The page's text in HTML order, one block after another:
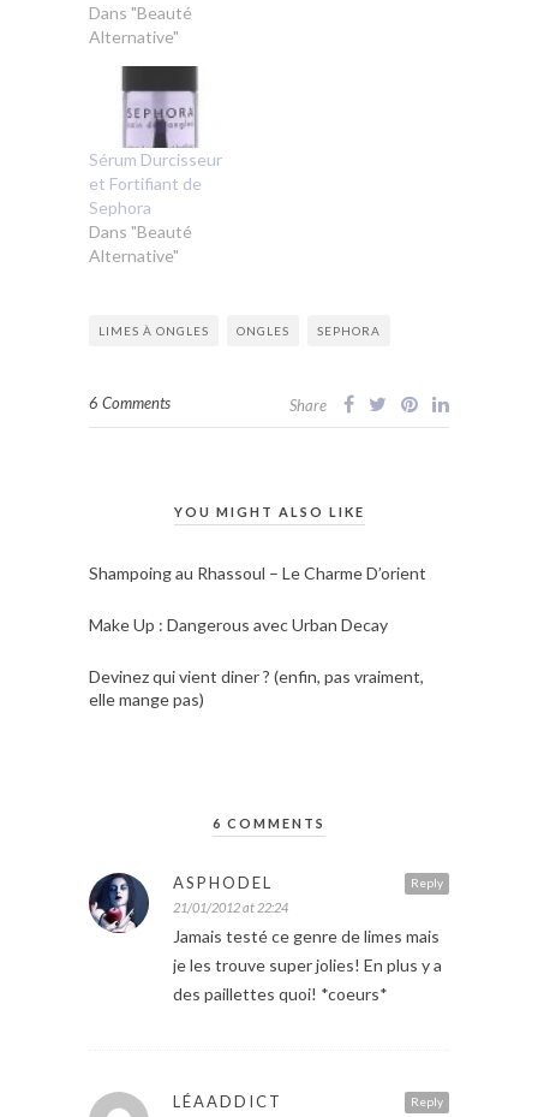
Dans "Beauté
Alternative"
Sérum Durcisseur
et Fortifiant de
Sephora
Dans "Beauté
Alternative"
LIMES À ONGLES ONGLES SEPHORA
6 Comments Share
YOU MIGHT ALSO LIKE
Shampoing au Rhassoul – Le Charme D’orient
Make Up : Dangerous avec Urban Decay
Devinez qui vient diner ? (enfin, pas vraiment,
elle mange pas)
6 COMMENTS
Reply
ASPHODEL
21/01/2012 at 22:24
Jamais testé ce genre de limes mais
je les trouve super jolies! En plus y a
des paillettes quoi! *coeurs*
Reply
LÉAADDICT